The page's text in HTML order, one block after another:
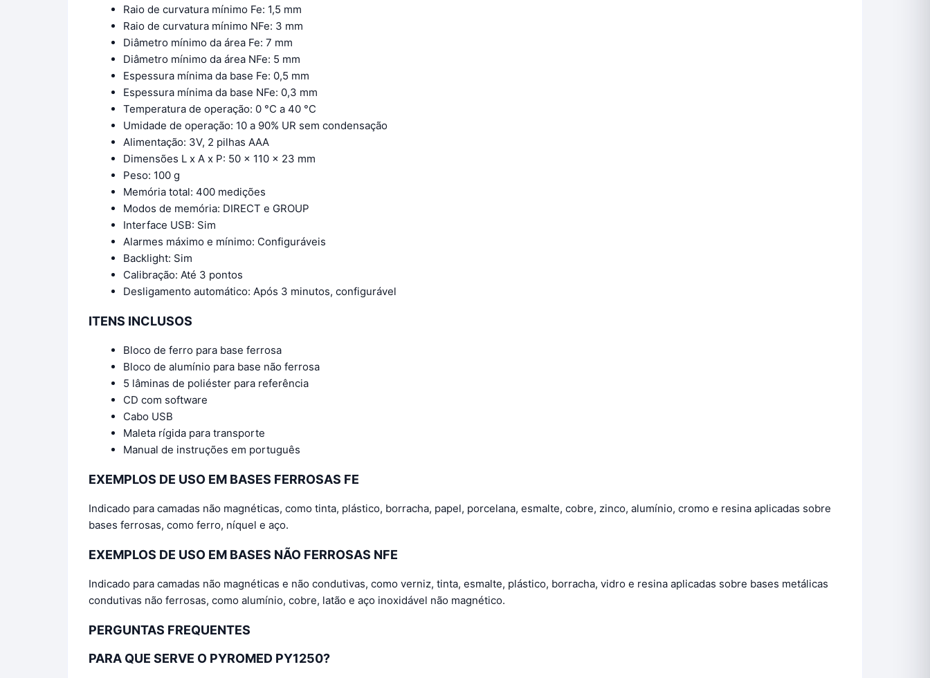
Raio de curvatura mínimo Fe: 1,5 mm
Raio de curvatura mínimo NFe: 3 mm
Diâmetro mínimo da área Fe: 7 mm
Diâmetro mínimo da área NFe: 5 mm
Espessura mínima da base Fe: 0,5 mm
Espessura mínima da base NFe: 0,3 mm
Temperatura de operação: 0 °C a 40 °C
Umidade de operação: 10 a 90% UR sem condensação
Alimentação: 3V, 2 pilhas AAA
Dimensões L x A x P: 50 x 110 x 23 mm
Peso: 100 g
Memória total: 400 medições
Modos de memória: DIRECT e GROUP
Interface USB: Sim
Alarmes máximo e mínimo: Configuráveis
Backlight: Sim
Calibração: Até 3 pontos
Desligamento automático: Após 3 minutos, configurável
ITENS INCLUSOS
Bloco de ferro para base ferrosa
Bloco de alumínio para base não ferrosa
5 lâminas de poliéster para referência
CD com software
Cabo USB
Maleta rígida para transporte
Manual de instruções em português
EXEMPLOS DE USO EM BASES FERROSAS FE
Indicado para camadas não magnéticas, como tinta, plástico, borracha, papel, porcelana, esmalte, cobre, zinco, alumínio, cromo e resina aplicadas sobre
bases ferrosas, como ferro, níquel e aço.
EXEMPLOS DE USO EM BASES NÃO FERROSAS NFE
Indicado para camadas não magnéticas e não condutivas, como verniz, tinta, esmalte, plástico, borracha, vidro e resina aplicadas sobre bases metálicas
condutivas não ferrosas, como alumínio, cobre, latão e aço inoxidável não magnético.
PERGUNTAS FREQUENTES
PARA QUE SERVE O PYROMED PY1250?